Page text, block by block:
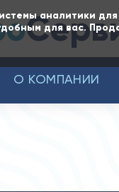
аналитики
для вас.
О КОМПАНИИ